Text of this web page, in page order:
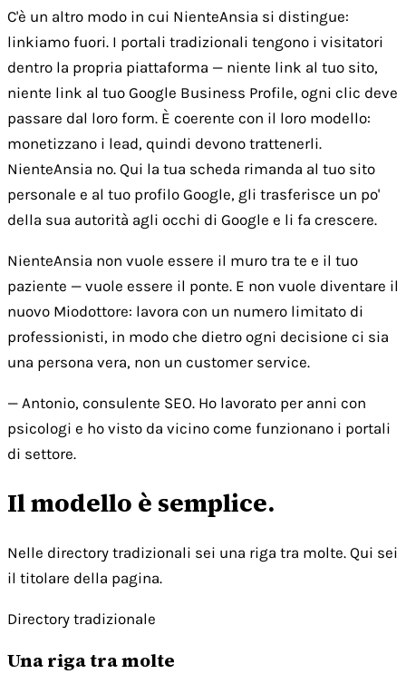
C'è un altro modo in cui NienteAnsia si distingue:
linkiamo fuori. I portali tradizionali tengono i visitatori
dentro la propria piattaforma — niente link al tuo sito,
niente link al tuo Google Business Profile, ogni clic deve
passare dal loro form. È coerente con il loro modello:
monetizzano i lead, quindi devono trattenerli.
NienteAnsia no. Qui la tua scheda rimanda al tuo sito
personale e al tuo profilo Google, gli trasferisce un po'
della sua autorità agli occhi di Google e li fa crescere.
NienteAnsia non vuole essere il muro tra te e il tuo
paziente — vuole essere il ponte. E non vuole diventare il
nuovo Miodottore: lavora con un numero limitato di
professionisti, in modo che dietro ogni decisione ci sia
una persona vera, non un customer service.
— Antonio, consulente SEO. Ho lavorato per anni con
psicologi e ho visto da vicino come funzionano i portali
di settore.
Il modello è semplice.
Nelle directory tradizionali sei una riga tra molte. Qui sei
il titolare della pagina.
Directory tradizionale
Una riga tra molte